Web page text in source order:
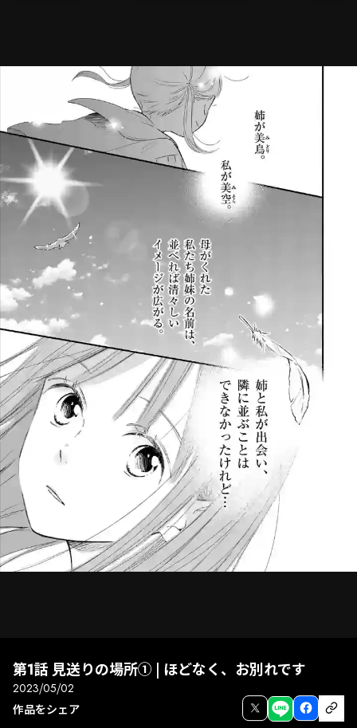
全画面
第1話 見送りの場所① | ほどなく、お別れです
2023/05/02
作品をシェア